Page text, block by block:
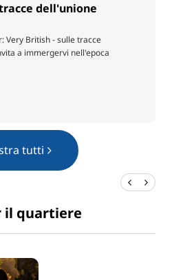
dell'unione
Very British - sulle tracce
a immergervi nell'epoca
tutti
il quartiere